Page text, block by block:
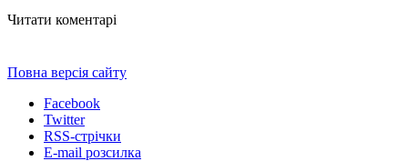
Читати коментарі
Повна версія сайту
Facebook
Twitter
RSS-стрічки
E-mail розсилка